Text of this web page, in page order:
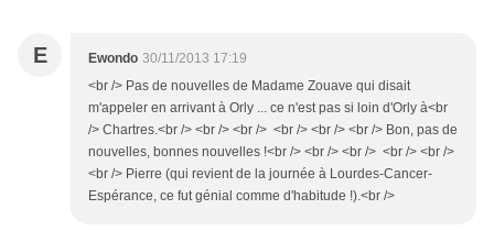
E Ewondo 30/11/2013 17:19
<br /> Pas de nouvelles de Madame Zouave qui disait
m'appeler en arrivant à Orly ... ce n'est pas si loin d'Orly à<br
/> Chartres.<br /> <br /> <br /> <br /> <br /> <br /> Bon, pas de
nouvelles, bonnes nouvelles !<br /> <br /> <br /> <br /> <br />
<br /> Pierre (qui revient de la journée à Lourdes-Cancer-
Espérance, ce fut génial comme d'habitude !).<br />